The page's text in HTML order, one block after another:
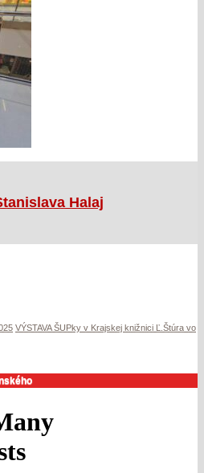
Halaj
VÝSTAVA ŠUPky v Krajskej knižnici Ľ.Štúra vo